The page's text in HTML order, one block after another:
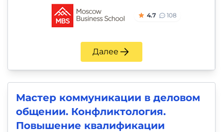
4.7 108
Далее
Мастер коммуникации в деловом
общении. Конфликтология.
Повышение квалификации